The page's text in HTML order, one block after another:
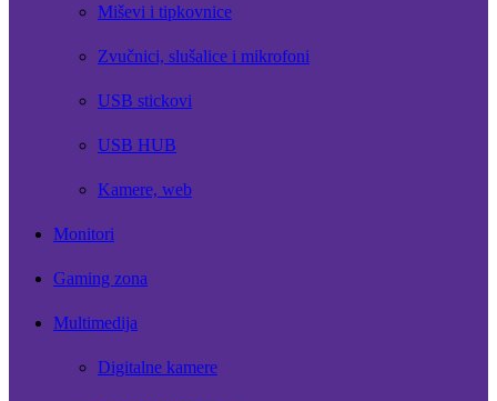
Miševi i tipkovnice
Zvučnici, slušalice i mikrofoni
USB stickovi
USB HUB
Kamere, web
Monitori
Gaming zona
Multimedija
Digitalne kamere